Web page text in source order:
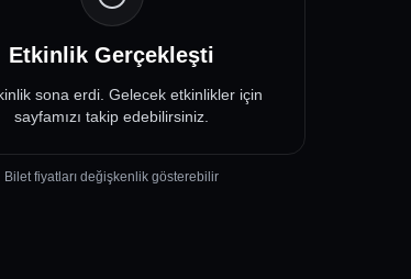
Etkinlik Gerçekleşti
sona erdi. Gelecek etkinlikler için
sayfamızı takip edebilirsiniz.
Bilet fiyatları değişkenlik gösterebilir